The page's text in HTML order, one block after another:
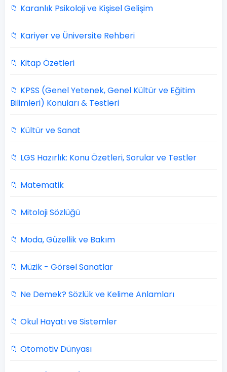
📁 Karanlık Psikoloji ve Kişisel Gelişim
📁 Kariyer ve Üniversite Rehberi
📁 Kitap Özetleri
📁 KPSS (Genel Yetenek, Genel Kültür ve Eğitim
Bilimleri) Konuları & Testleri
📁 Kültür ve Sanat
📁 LGS Hazırlık: Konu Özetleri, Sorular ve Testler
📁 Matematik
📁 Mitoloji Sözlüğü
📁 Moda, Güzellik ve Bakım
📁 Müzik - Görsel Sanatlar
📁 Ne Demek? Sözlük ve Kelime Anlamları
📁 Okul Hayatı ve Sistemler
📁 Otomotiv Dünyası